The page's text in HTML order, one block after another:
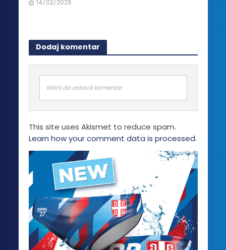
14/02/2026
Dodaj komentar
Klikni da ostaviš komentar
This site uses Akismet to reduce spam.
Learn how your comment data is processed.